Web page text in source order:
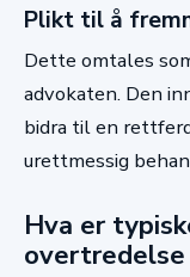
Plikt til å
Dette omtales
advokaten. Den
bidra til en
urettmessig
Hva er
overtredelse